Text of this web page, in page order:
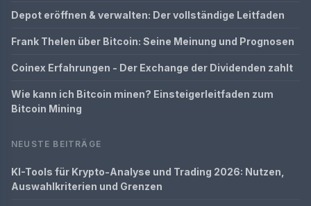
Depot eröffnen & verwalten: Der vollständige Leitfaden
Frank Thelen über Bitcoin: Seine Meinung und Prognosen
Coinex Erfahrungen - Der Exchange der Dividenden zahlt
Wie kann ich Bitcoin minen? Einsteigerleitfaden zum
Bitcoin Mining
NEUSTE BEITRÄGE
KI-Tools für Krypto-Analyse und Trading 2026: Nutzen,
Auswahlkriterien und Grenzen